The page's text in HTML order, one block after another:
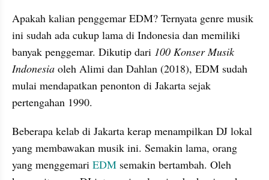
Apakah kalian penggemar EDM? Ternyata genre musik
ini sudah ada cukup lama di Indonesia dan memiliki
banyak penggemar. Dikutip dari 100 Konser Musik
Indonesia oleh Alimi dan Dahlan (2018), EDM sudah
mulai mendapatkan penonton di Jakarta sejak
pertengahan 1990.
Beberapa kelab di Jakarta kerap menampilkan DJ lokal
yang membawakan musik ini. Semakin lama, orang
yang menggemari EDM semakin bertambah. Oleh